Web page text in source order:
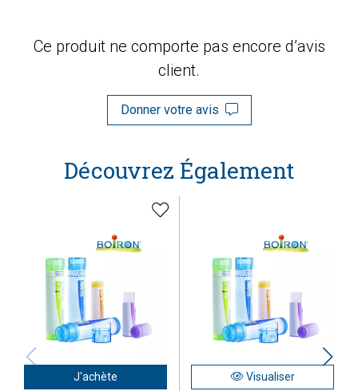
Ce produit ne comporte pas encore d’avis
client.
Donner votre avis
Découvrez Également
J'achète Visualiser